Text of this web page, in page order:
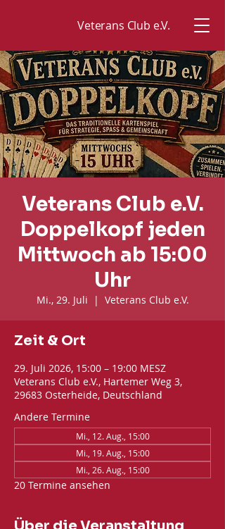
Veterans Club e.V.
Veterans Club e.V.
Doppelkopf jeden
Mittwoch ab 15:00
Uhr
Mi., 29. Juli
  |
Veterans Club e.V.
Zeit & Ort
29. Juli 2026, 15:00 – 19:00 MESZ
Veterans Club e.V., Hartemer Weg 3,
29683 Osterheide, Deutschland
Andere Termine
Mi., 12. Aug., 15:00
Mi., 19. Aug., 15:00
Mi., 26. Aug., 15:00
20 Termine ansehen